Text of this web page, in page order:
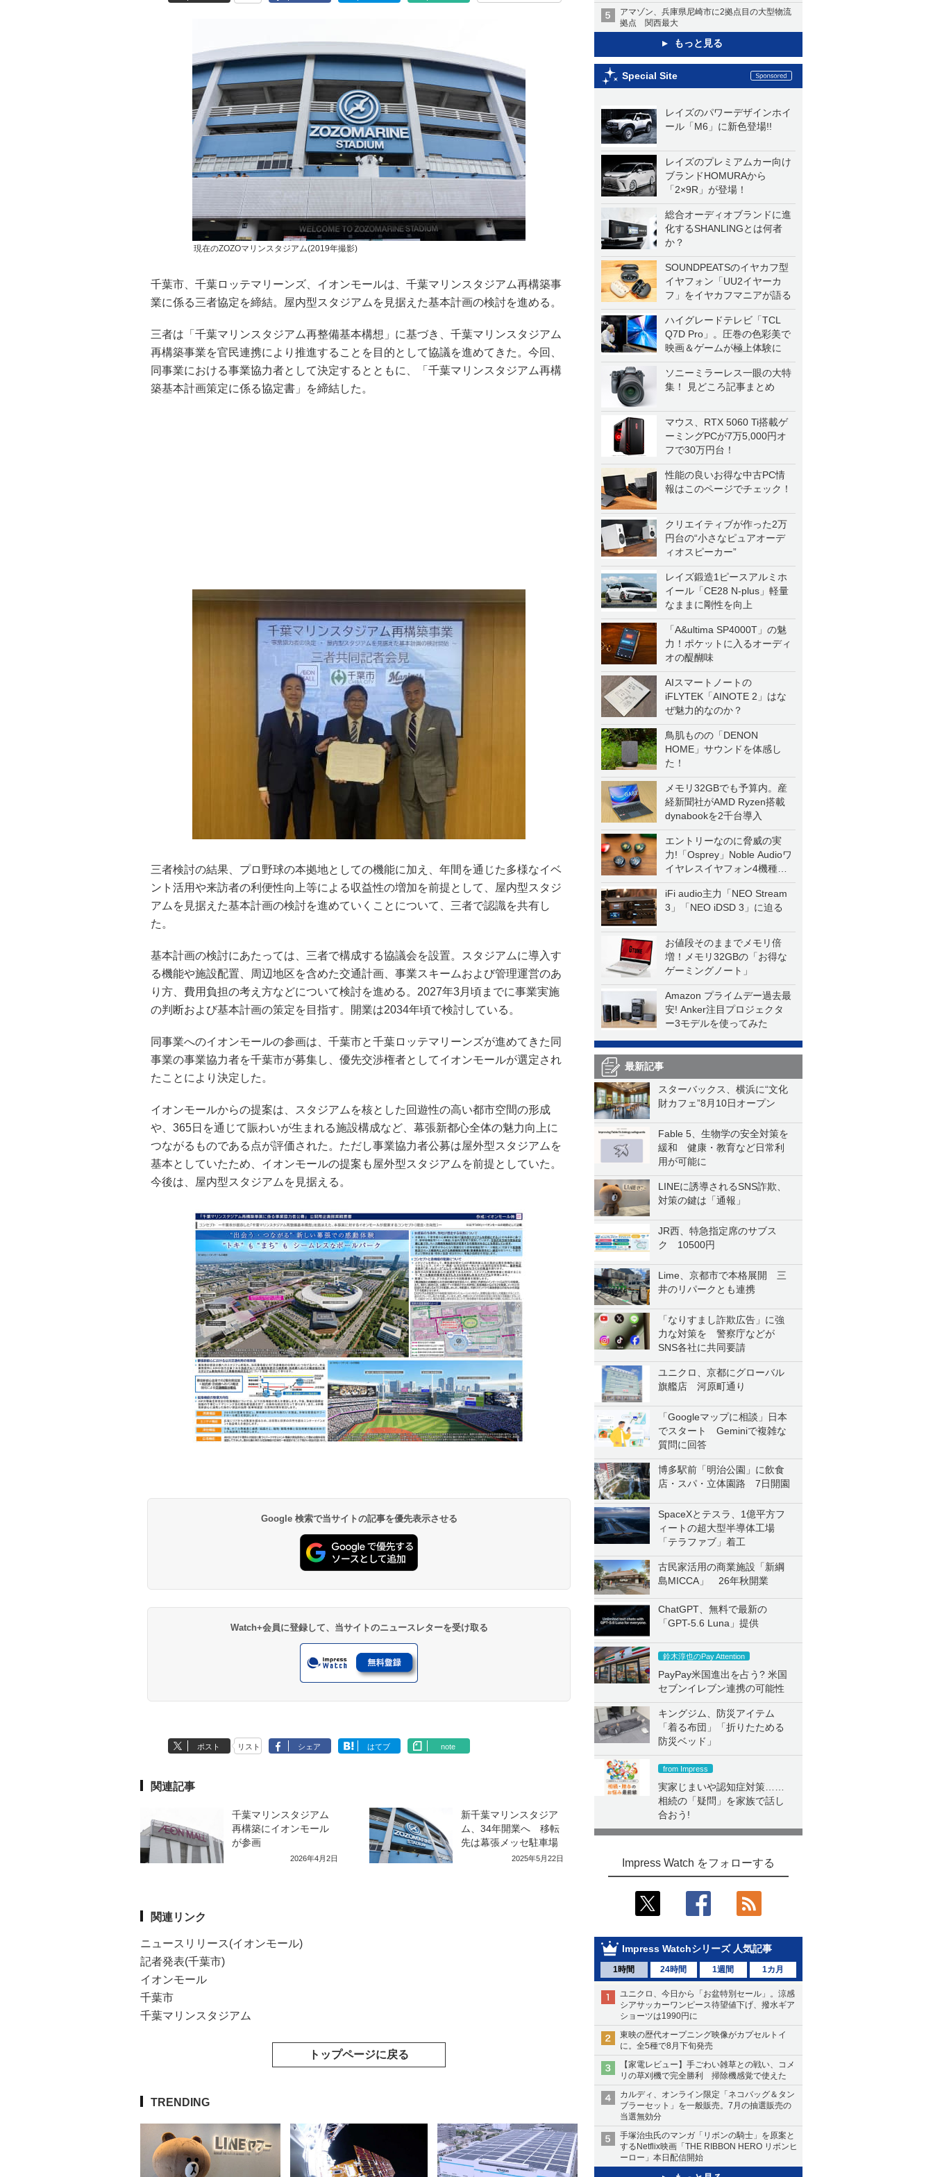
アマゾン、兵庫県尼崎市に2拠点目の大型物流
拠点 関西最大
もっと見る
Special Site
レイズのパワーデザインホイ
ール「M6」に新色登場!!
レイズのプレミアムカー向け
ブランドHOMURAから
「2×9R」が登場！
総合オーディオブランドに進
化するSHANLINGとは何者
か？
SOUNDPEATSのイヤカフ型
イヤフォン「UU2イヤーカ
フ」をイヤカフマニアが語る
ハイグレードテレビ「TCL
Q7D Pro」。圧巻の色彩美で
映画＆ゲームが極上体験に
ソニーミラーレス一眼の大特
集！ 見どころ記事まとめ
マウス、RTX 5060 Ti搭載ゲ
ーミングPCが7万5,000円オ
フで30万円台！
性能の良いお得な中古PC情
報はこのページでチェック！
クリエイティブが作った2万
円台の“小さなピュアオーデ
ィオスピーカー”
レイズ鍛造1ピースアルミホ
イール「CE28 N-plus」軽量
なままに剛性を向上
「A&ultima SP4000T」の魅
力！ポケットに入るオーディ
オの醍醐味
AIスマートノートの
iFLYTEK「AINOTE 2」はな
ぜ魅力的なのか？
鳥肌ものの「DENON
HOME」サウンドを体感し
た！
メモリ32GBでも予算内。産
経新聞社がAMD Ryzen搭載
dynabookを2千台導入
エントリーなのに脅威の実
力!「Osprey」Noble Audioワ
イヤレスイヤフォン4機種を
一気に聴く
iFi audio主力「NEO Stream
3」「NEO iDSD 3」に迫る
お値段そのままでメモリ倍
増！メモリ32GBの「お得な
ゲーミングノート」
Amazon プライムデー過去最
安! Anker注目プロジェクタ
ー3モデルを使ってみた
最新記事
スターバックス、横浜に“文化
財カフェ”8月10日オープン
Fable 5、生物学の安全対策を
緩和 健康・教育など日常利
用が可能に
LINEに誘導されるSNS詐欺、
対策の鍵は「通報」
JR西、特急指定席のサブス
ク 10500円
Lime、京都市で本格展開 三
井のリパークとも連携
「なりすまし詐欺広告」に強
力な対策を 警察庁などが
SNS各社に共同要請
ユニクロ、京都にグローバル
旗艦店 河原町通り
「Googleマップに相談」日本
でスタート Geminiで複雑な
質問に回答
博多駅前「明治公園」に飲食
店・スパ・立体園路 7日開園
SpaceXとテスラ、1億平方フ
ィートの超大型半導体工場
「テラファブ」着工
古民家活用の商業施設「新綱
島MICCA」 26年秋開業
ChatGPT、無料で最新の
「GPT-5.6 Luna」提供
鈴木淳也のPay Attention
PayPay米国進出を占う? 米国
セブンイレブン連携の可能性
キングジム、防災アイテム
「着る布団」「折りたためる
防災ベッド」
from Impress
実家じまいや認知症対策……
相続の「疑問」を家族で話し
合おう!
Impress Watch をフォローする
Impress Watchシリーズ 人気記事
1時間 24時間 1週間 1カ月
ユニクロ、今日から「お盆特別セール」。涼感
シアサッカーワンピース待望値下げ、撥水ギア
ショーツは1990円に
東映の歴代オープニング映像がカプセルトイ
に。全5種で8月下旬発売
【家電レビュー】手ごわい雑草との戦い、コメ
リの草刈機で完全勝利 掃除機感覚で使えた
カルディ、オンライン限定「ネコバッグ＆タン
ブラーセット」を一般販売。7月の抽選販売の
当選無効分
手塚治虫氏のマンガ「リボンの騎士」を原案と
するNetflix映画「THE RIBBON HERO リボンヒ
ーロー」本日配信開始
現在のZOZOマリンスタジアム(2019年撮影)
千葉市、千葉ロッテマリーンズ、イオンモールは、千葉マリンスタジアム再構築事
業に係る三者協定を締結。屋内型スタジアムを見据えた基本計画の検討を進める。
三者は「千葉マリンスタジアム再整備基本構想」に基づき、千葉マリンスタジアム
再構築事業を官民連携により推進することを目的として協議を進めてきた。今回、
同事業における事業協力者として決定するとともに、「千葉マリンスタジアム再構
築基本計画策定に係る協定書」を締結した。
三者検討の結果、プロ野球の本拠地としての機能に加え、年間を通じた多様なイベ
ント活用や来訪者の利便性向上等による収益性の増加を前提として、屋内型スタジ
アムを見据えた基本計画の検討を進めていくことについて、三者で認識を共有し
た。
基本計画の検討にあたっては、三者で構成する協議会を設置。スタジアムに導入す
る機能や施設配置、周辺地区を含めた交通計画、事業スキームおよび管理運営のあ
り方、費用負担の考え方などについて検討を進める。2027年3月頃までに事業実施
の判断および基本計画の策定を目指す。開業は2034年頃で検討している。
同事業へのイオンモールの参画は、千葉市と千葉ロッテマリーンズが進めてきた同
事業の事業協力者を千葉市が募集し、優先交渉権者としてイオンモールが選定され
たことにより決定した。
イオンモールからの提案は、スタジアムを核とした回遊性の高い都市空間の形成
や、365日を通じて賑わいが生まれる施設構成など、幕張新都心全体の魅力向上に
つながるものである点が評価された。ただし事業協力者公募は屋外型スタジアムを
基本としていたため、イオンモールの提案も屋外型スタジアムを前提としていた。
今後は、屋内型スタジアムを見据える。
Google 検索で当サイトの記事を優先表示させる
Watch+会員に登録して、当サイトのニュースレターを受け取る
ポスト リスト シェア はてブ note
関連記事
千葉マリンスタジアム
再構築にイオンモール
が参画
2026年4月2日
新千葉マリンスタジア
ム、34年開業へ 移転
先は幕張メッセ駐車場
2025年5月22日
関連リンク
ニュースリリース(イオンモール)
記者発表(千葉市)
イオンモール
千葉市
千葉マリンスタジアム
トップページに戻る
TRENDING